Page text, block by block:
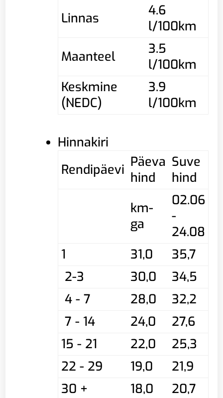
Linnas
4.6
l/100km
Maanteel
3.5
l/100km
Keskmine
(NEDC)
3.9
l/100km
Hinnakiri
Rendipäevi Päeva
hind
Suve
hind
km-
ga
02.06
-
24.08
1
31,0
35,7
2-3
30,0
34,5
4 - 7
28,0
32,2
7 - 14
24,0
27,6
15 - 21
22,0
25,3
22 - 29
19,0
21,9
30 +
18,0 20,7